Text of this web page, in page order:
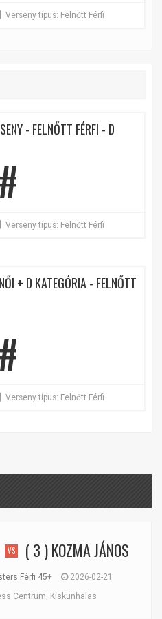
Verseny típus: Felnőtt Férfi
- FELNŐTT FÉRFI - D
#
Verseny típus: Felnőtt Férfi
+ D KATEGÓRIA - FELNŐTT
#
Verseny típus: Felnőtt Férfi
VS ( 3 )KOZMA JÁNOS
Férfi 45+
2026-02-21
Centrum, Kiskunhalas